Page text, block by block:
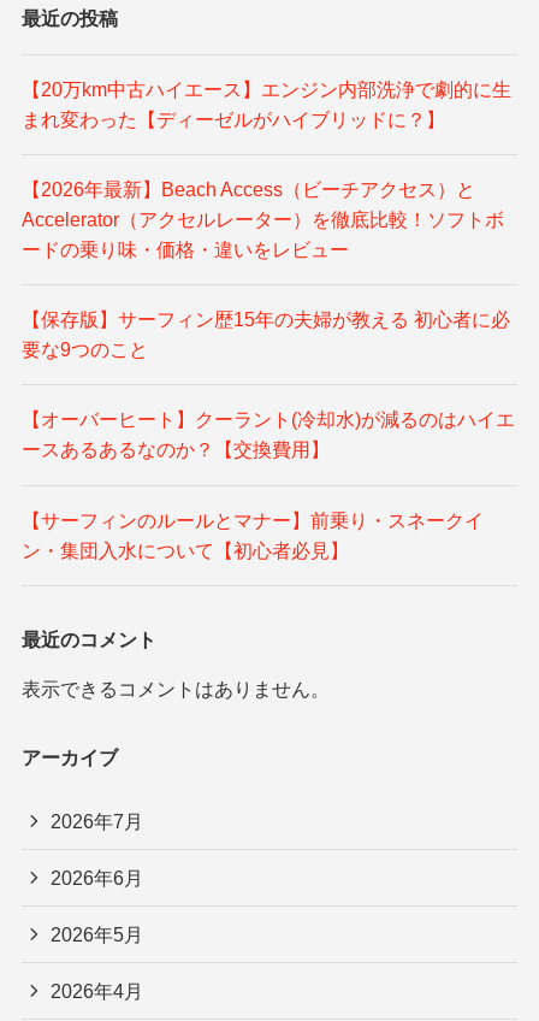
最近の投稿
【20万km中古ハイエース】エンジン内部洗浄で劇的に生
まれ変わった【ディーゼルがハイブリッドに？】
【2026年最新】Beach Access（ビーチアクセス）と
Accelerator（アクセルレーター）を徹底比較！ソフトボ
ードの乗り味・価格・違いをレビュー
【保存版】サーフィン歴15年の夫婦が教える 初心者に必
要な9つのこと
【オーバーヒート】クーラント(冷却水)が減るのはハイエ
ースあるあるなのか？【交換費用】
【サーフィンのルールとマナー】前乗り・スネークイ
ン・集団入水について【初心者必見】
最近のコメント
表示できるコメントはありません。
アーカイブ
2026年7月
2026年6月
2026年5月
2026年4月